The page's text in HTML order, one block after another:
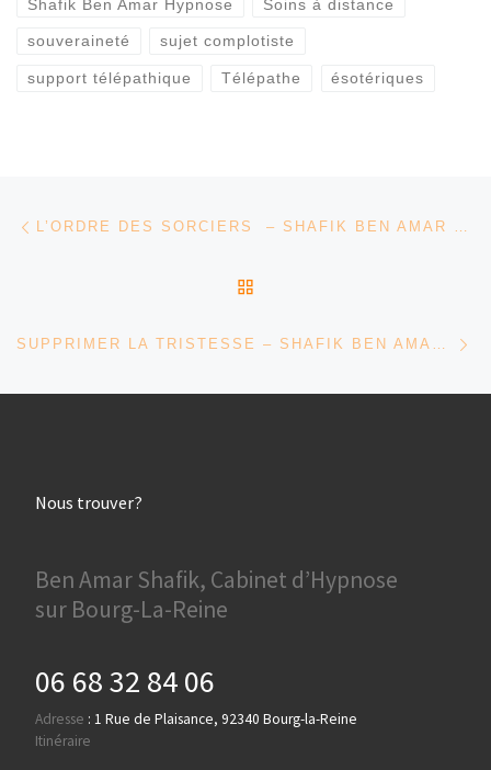
Shafik Ben Amar Hypnose Soins à distance
souveraineté sujet complotiste
support télépathique Télépathe ésotériques
Parcourir les articles L’ORDRE DES SORCIERS – SHAFIK BEN AMAR HYPNOSE RÉGRESSIVE ÉSOTÉRIQUES
SUPPRIMER LA TRISTESSE – SHAFIK BEN AMAR HYPNOSE RÉGRESSIVE ÉSOTÉRIQUES
Nous trouver?
Ben Amar Shafik, Cabinet d’Hypnose
sur Bourg-La-Reine
06 68 32 84 06
Adresse : 1 Rue de Plaisance, 92340 Bourg-la-Reine
Itinéraire